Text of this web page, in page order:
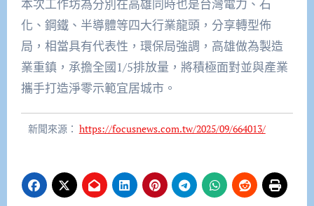
本次工作坊為分別在高雄同時也是台灣電力、石
化、鋼鐵、半導體等四大行業龍頭，分享轉型佈
局，相當具有代表性，環保局強調，高雄做為製造
業重鎮，承擔全國1/5排放量，將積極面對並與產業
攜手打造淨零示範宜居城市。
新聞來源： https://focusnews.com.tw/2025/09/664013/